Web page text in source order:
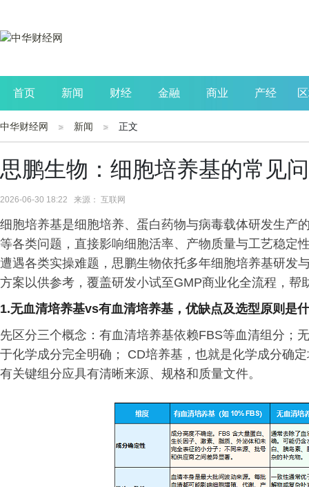
首页 新闻 财经 金融 商业 产经
公司 生活 读书
中华财经网 新闻 正文
思鹏生物：细胞培养基的常见
2026-06-30 18:22 来源： 互联网
细胞培养基是细胞培养、蛋白药物与病毒载体研发生产
等各类问题，直接影响细胞活率、产物质量与工艺稳定
遭遇各类实操难题，思鹏生物依托多年细胞培养基研发
方案以供参考，覆盖研发小试至GMP商业化全流程，
1.无血清培养基vs有血清培养基，优缺点及选型原则是
先区分三个概念：有血清培养基依赖FBS等血清组分；
于化学成分完全明确； CD培养基，也就是化学成分确
有关键组分应具有清晰来源、规格和质量文件。